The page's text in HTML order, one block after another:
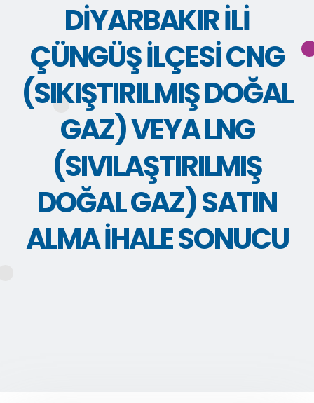
DİYARBAKIR İLİ
ÇÜNGÜŞ İLÇESİ CNG
(SIKIŞTIRILMIŞ DOĞAL
GAZ) VEYA LNG
(SIVILAŞTIRILMIŞ
DOĞAL GAZ) SATIN
ALMA İHALE SONUCU